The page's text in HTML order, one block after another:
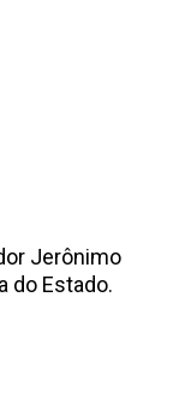
Jerônimo
do Estado.